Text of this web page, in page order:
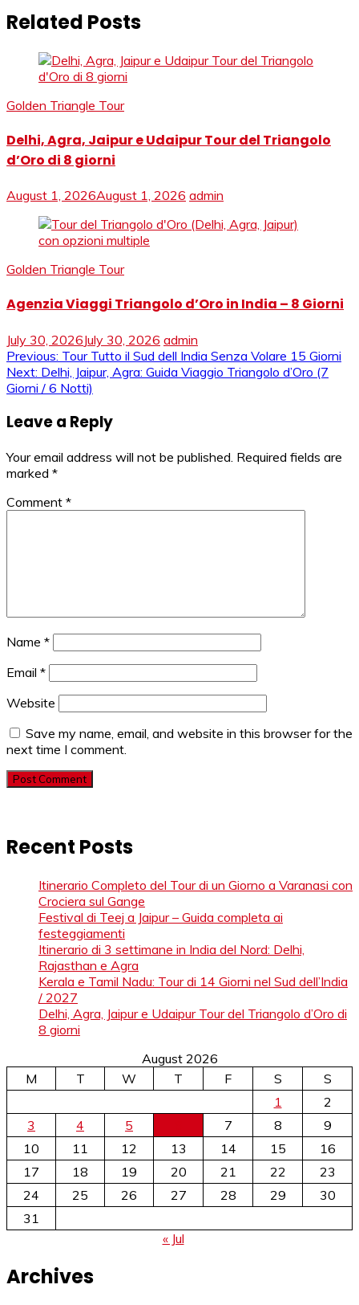
Related Posts
Golden Triangle Tour
Delhi, Agra, Jaipur e Udaipur Tour del Triangolo
d’Oro di 8 giorni
August 1, 2026August 1, 2026 admin
Golden Triangle Tour
Agenzia Viaggi Triangolo d’Oro in India – 8 Giorni
July 30, 2026July 30, 2026 admin
Post
navigation
Previous: Tour Tutto il Sud dell India Senza Volare 15 Giorni
Next: Delhi, Jaipur, Agra: Guida Viaggio Triangolo d’Oro (7
Giorni / 6 Notti)
Leave a Reply
Your email address will not be published. Required fields are
marked *
Comment *
Name *
Email *
Website
Save my name, email, and website in this browser for the
next time I comment.
Recent Posts
Itinerario Completo del Tour di un Giorno a Varanasi con
Crociera sul Gange
Festival di Teej a Jaipur – Guida completa ai
festeggiamenti
Itinerario di 3 settimane in India del Nord: Delhi,
Rajasthan e Agra
Kerala e Tamil Nadu: Tour di 14 Giorni nel Sud dell’India
/ 2027
Delhi, Agra, Jaipur e Udaipur Tour del Triangolo d’Oro di
8 giorni
August 2026
M
T W T F S
S
1
2
3
4 5 7 8
9
10
11 12 13 14 15
16
17
18 19 20 21 22
23
24
25 26 27 28 29
30
31
« Jul
Archives